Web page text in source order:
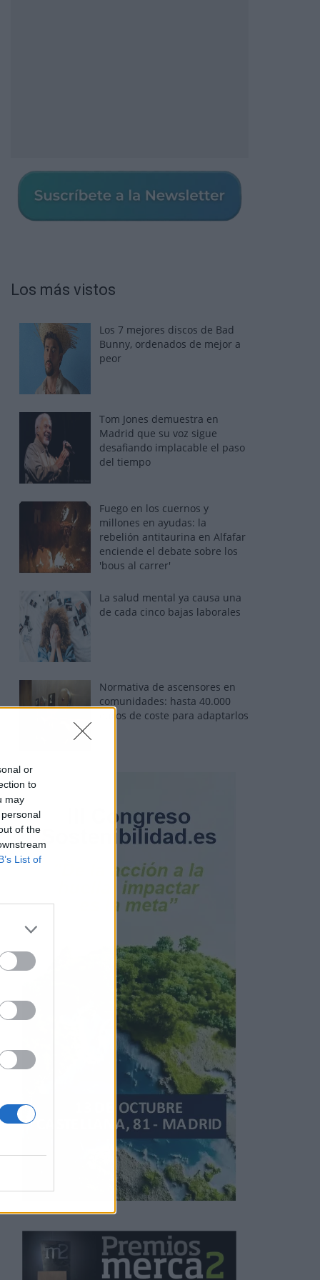
or
to
may
of the
List of
Los más vistos
Los 7 mejores discos de Bad
Bunny, ordenados de mejor a
peor
Tom Jones demuestra en
Madrid que su voz sigue
desafiando implacable el paso
del tiempo
Fuego en los cuernos y
millones en ayudas: la
rebelión antitaurina en Alfafar
enciende el debate sobre los
'bous al carrer'
La salud mental ya causa una
de cada cinco bajas laborales
Normativa de ascensores en
comunidades: hasta 40.000
euros de coste para adaptarlos